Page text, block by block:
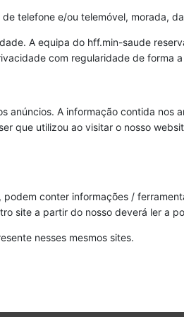
telefone e/ou telemóvel, morada,
A equipa do hff.min-saude
com regularidade de forma
A informação contida nos
que utilizou ao visitar o nosso
conter informações /
site a partir do nosso deverá ler a
nesses mesmos sites.